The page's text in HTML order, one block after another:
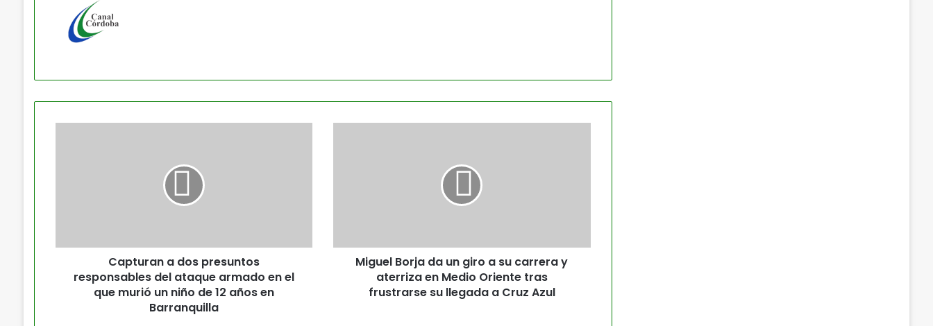
Capturan a dos presuntos
responsables del ataque armado en el
que murió un niño de 12 años en
Barranquilla
Miguel Borja da un giro a su carrera y
aterriza en Medio Oriente tras
frustrarse su llegada a Cruz Azul